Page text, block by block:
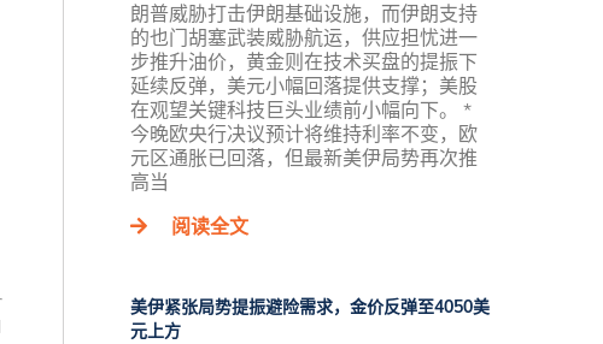
朗普威胁打击伊朗基础设施，而伊朗支持
的也门胡塞武装威胁航运，供应担忧进一
步推升油价，黄金则在技术买盘的提振下
延续反弹，美元小幅回落提供支撑；美股
在观望关键科技巨头业绩前小幅向下。 *
今晚欧央行决议预计将维持利率不变，欧
元区通胀已回落，但最新美伊局势再次推
高当
阅读全文
美伊紧张局势提振避险需求，金价反弹至4050美
元上方